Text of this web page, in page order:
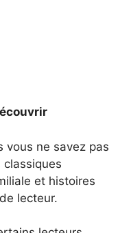
vous ne savez pas
et histoires
lecteur.